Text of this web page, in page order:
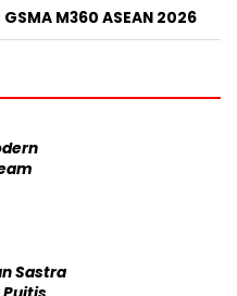
M360 ASEAN 2026
Sastra